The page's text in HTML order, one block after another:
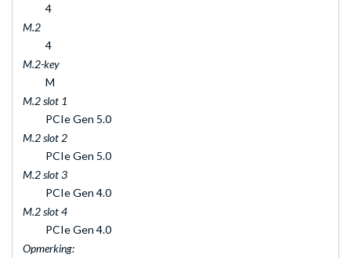
4
M.2
4
M.2-key
M
M.2 slot 1
PCIe Gen 5.0
M.2 slot 2
PCIe Gen 5.0
M.2 slot 3
PCIe Gen 4.0
M.2 slot 4
PCIe Gen 4.0
Opmerking: